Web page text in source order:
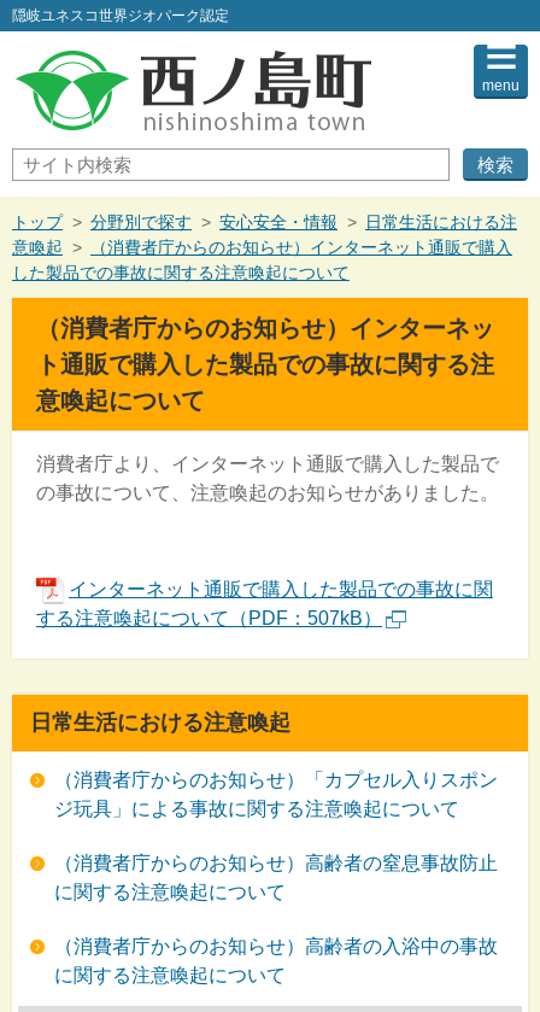
このページの本文へ
隠岐ユネスコ世界ジオパーク認定
サ
イ
ト
内
検
索
menu
現
在
の
位
トップ > 分野別で探す > 安心安全・情報 > 日常生活における注
意喚起 >
（消費者庁からのお知らせ）インターネット通販で購入
した製品での事故に関する注意喚起について
（消費者庁からのお知らせ）インターネッ
ト通販で購入した製品での事故に関する注
意喚起について
消費者庁より、インターネット通販で購入した製品で
の事故について、注意喚起のお知らせがありました。
インターネット通販で購入した製品での事故に関
する注意喚起について（PDF：507kB）
日常生活における注意喚起
（消費者庁からのお知らせ）「カプセル入りスポン
ジ玩具」による事故に関する注意喚起について
（消費者庁からのお知らせ）高齢者の窒息事故防止
に関する注意喚起について
（消費者庁からのお知らせ）高齢者の入浴中の事故
に関する注意喚起について